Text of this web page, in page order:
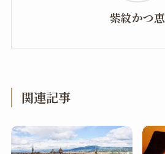
紫紋かつ恵
関連記事